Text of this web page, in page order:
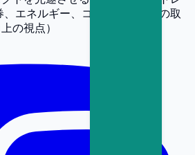
エネルギー、コモディティ等の取
の視点）